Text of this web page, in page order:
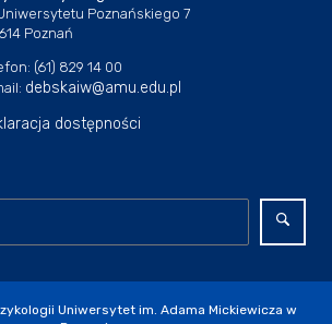
Poznańskiego 7
Poznań
(61) 829 14 00
debskaiw@amu.edu.pl
dostępności
Uniwersytet im. Adama Mickiewicza w